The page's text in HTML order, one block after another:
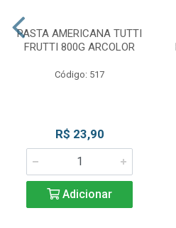
PASTA AMERICANA TUTTI
FRUTTI 800G ARCOLOR
Código: 517
R$ 23,90
Adicionar